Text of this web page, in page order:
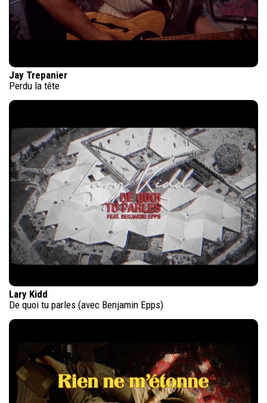
Jay Trepanier
Perdu la tête
Lary Kidd
De quoi tu parles (avec Benjamin Epps)